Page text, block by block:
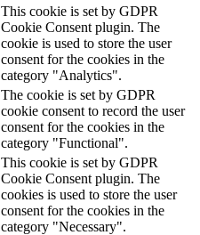
This cookie is set by GDPR
Cookie Consent plugin. The
cookie is used to store the user
consent for the cookies in the
category "Analytics".
The cookie is set by GDPR
cookie consent to record the user
consent for the cookies in the
category "Functional".
This cookie is set by GDPR
Cookie Consent plugin. The
cookies is used to store the user
consent for the cookies in the
category "Necessary".